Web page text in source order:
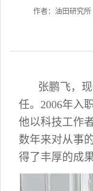
作者：油田研究所
张鹏飞，
任。2006年入
他以科技工作
数年来对从事
得了丰厚的成果